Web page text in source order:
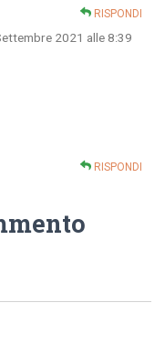
RISPONDI
2021 alle 8:39
RISPONDI